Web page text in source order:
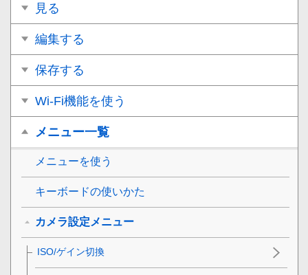
見る
編集する
保存する
Wi-Fi機能を使う
メニュー一覧
メニューを使う
キーボードの使いかた
カメラ設定メニュー
ISO/ゲイン切換